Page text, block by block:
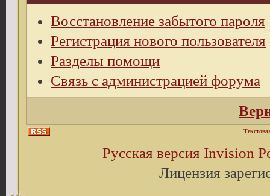
Восстановление забытого пароля
Регистрация нового пользователя
Разделы помощи
Связь с администрацией форума
Русская версия Invision
Лицензия